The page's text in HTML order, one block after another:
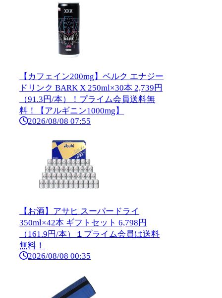
【カフェイン200mg】ベルク エナジー
ドリンク BARK X 250ml×30本 2,739円
（91.3円/本）！プライム会員送料無
料！【アルギニン1000mg】
2026/08/08 07:55
【お酒】アサヒ スーパードライ
350ml×42本 ギフトセット 6,798円
（161.9円/本）１プライム会員は送料
無料！
2026/08/08 00:35